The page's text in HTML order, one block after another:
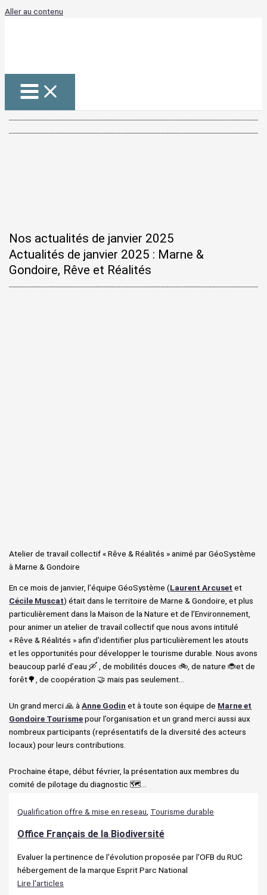
Aller au contenu
Nos actualités de janvier 2025
Actualités de janvier 2025 : Marne &
Gondoire, Rêve et Réalités
Atelier de travail collectif « Rêve & Réalités » animé par GéoSystème
à Marne & Gondoire
En ce mois de janvier, l’équipe GéoSystème (Laurent Arcuset et
Cécile Muscat) était dans le territoire de Marne & Gondoire, et plus
particulièrement dans la Maison de la Nature et de l’Environnement,
pour animer un atelier de travail collectif que nous avons intitulé
« Rêve & Réalités » afin d’identifier plus particulièrement les atouts
et les opportunités pour développer le tourisme durable. Nous avons
beaucoup parlé d’eau 🛶 , de mobilités douces 🚲, de nature 🐞et de
forêt🌳, de coopération 🤝 mais pas seulement…
Un grand merci 🙏 àAnne Godin et à toute son équipe de Marne et
Gondoire Tourismepour l’organisation et un grand merci aussi aux
nombreux participants (représentatifs de la diversité des acteurs
locaux) pour leurs contributions.
Prochaine étape, début février, la présentation aux membres du
comité de pilotage du diagnostic 🗺️…
Qualification offre & mise en reseau, Tourisme durable
Office Français de la Biodiversité
Evaluer la pertinence de l'évolution proposée par l'OFB du RUC
hébergement de la marque Esprit Parc National
Lire l'articles